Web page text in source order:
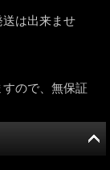
は出来ませ
ので、無保証